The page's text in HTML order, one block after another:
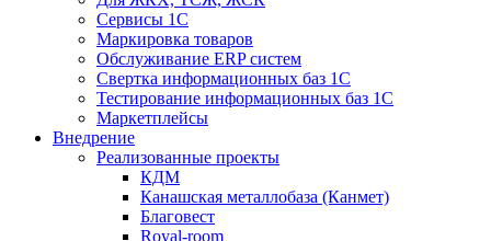
Сервисы 1С
Маркировка товаров
Обслуживание ERP систем
Свертка информационных баз 1С
Тестирование информационных баз 1С
Маркетплейсы
Внедрение
Реализованные проекты
КДМ
Канашская металлобаза (Канмет)
Благовест
Royal-room